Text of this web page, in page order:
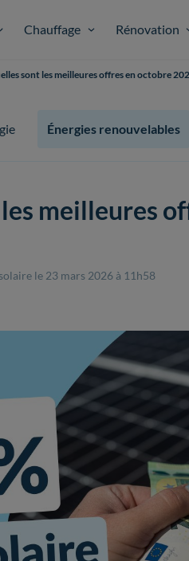
Chauffage Rénovation
sont les meilleures offres en octobre
Énergies renouvelables
meilleures
le 23 mars 2026 à 11h58